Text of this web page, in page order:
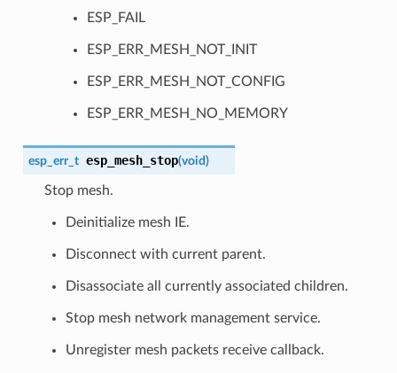
ESP_FAIL
ESP_ERR_MESH_NOT_INIT
ESP_ERR_MESH_NOT_CONFIG
ESP_ERR_MESH_NO_MEMORY
esp_err_t esp_mesh_stop(void)
Stop mesh.
Deinitialize mesh IE.
Disconnect with current parent.
Disassociate all currently associated children.
Stop mesh network management service.
Unregister mesh packets receive callback.